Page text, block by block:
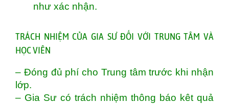
như xác nhận.
TRÁCH NHIỆM CỦA GIA SƯ ĐỐI VỚI TRUNG TÂM VÀ
HỌC VIÊN
– Đóng đủ phí cho Trung tâm trước khi nhận
lớp.
– Gia Sư có trách nhiệm thông báo kêt quả